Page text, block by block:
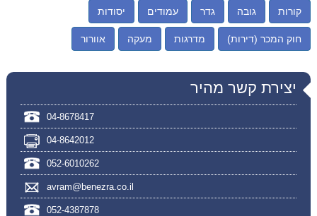
קורות גובה גדר עמודים יסודות
חוק המכר (דירות) מדרגות מעקה אוורור
יצירת קשר מהיר
04-8678417
04-8642012
052-6010262
avram@benezra.co.il
052-4387878